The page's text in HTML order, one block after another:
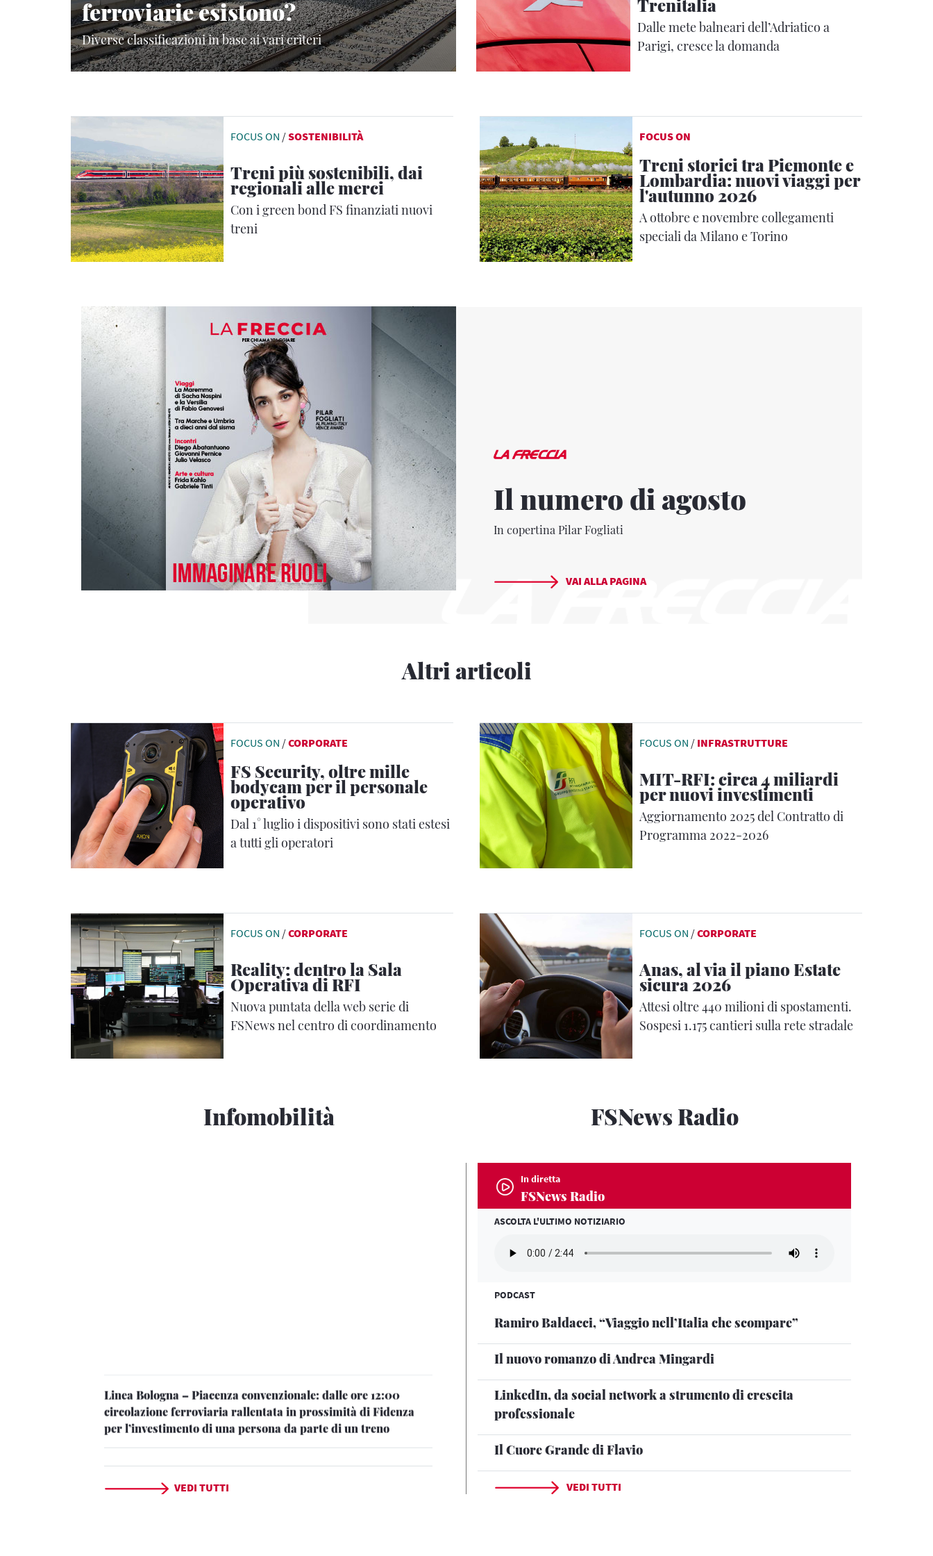
ferroviarie esistono?
Diverse classificazioni in base ai vari criteri
Trenitalia
Dalle mete balneari dell’Adriatico a
Parigi, cresce la domanda
FOCUS ON /SOSTENIBILITÀ
Treni più sostenibili, dai
regionali alle merci
Con i green bond FS finanziati nuovi
treni
FOCUS ON
Treni storici tra Piemonte e
Lombardia: nuovi viaggi per
l'autunno 2026
A ottobre e novembre collegamenti
speciali da Milano e Torino
Il numero di agosto
In copertina Pilar Fogliati
VAI ALLA PAGINA
Altri articoli
FOCUS ON /CORPORATE
FS Security, oltre mille
bodycam per il personale
operativo
Dal 1° luglio i dispositivi sono stati estesi
a tutti gli operatori
FOCUS ON / INFRASTRUTTURE
MIT-RFI: circa 4 miliardi
per nuovi investimenti
Aggiornamento 2025 del Contratto di
Programma 2022-2026
FOCUS ON /CORPORATE
Reality: dentro la Sala
Operativa di RFI
Nuova puntata della web serie di
FSNews nel centro di coordinamento
FOCUS ON /CORPORATE
Anas, al via il piano Estate
sicura 2026
Attesi oltre 440 milioni di spostamenti.
Sospesi 1.175 cantieri sulla rete stradale
Infomobilità
circolazione ferroviaria rallentata in prossimità di Fidenza
per l’investimento di una persona da parte di un treno
ferroviaria tornata regolare in prossimità di Palermo
Aeroporto dopo un inconveniente tecnico alla linea
VEDI TUTTI
FSNews Radio
In diretta
FSNews Radio
ASCOLTA L'ULTIMO NOTIZIARIO
PODCAST
Ramiro Baldacci, “Viaggio nell’Italia che scompare”
Il nuovo romanzo di Andrea Mingardi
LinkedIn, da social network a strumento di crescita
professionale
Il Cuore Grande di Flavio
VEDI TUTTI